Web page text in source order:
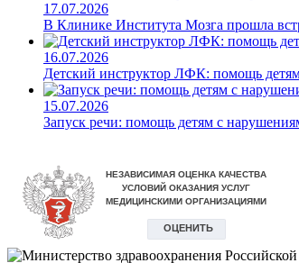
17.07.2026
В Клинике Института Мозга прошла
16.07.2026
Детский инструктор ЛФК: помощь
15.07.2026
Запуск речи: помощь детям с